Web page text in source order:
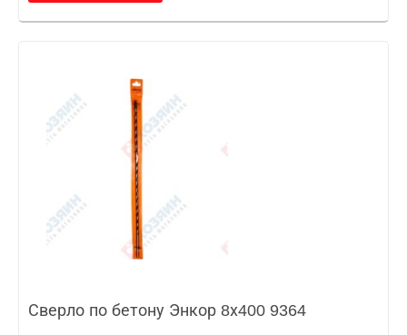
Сверло по бетону Энкор 8х400 9364